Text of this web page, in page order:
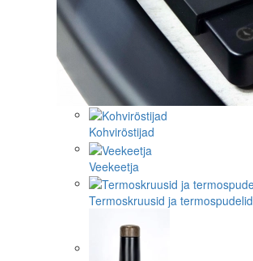
Kohviröstijad
Veekeetja
Termoskruusid ja termospudelid